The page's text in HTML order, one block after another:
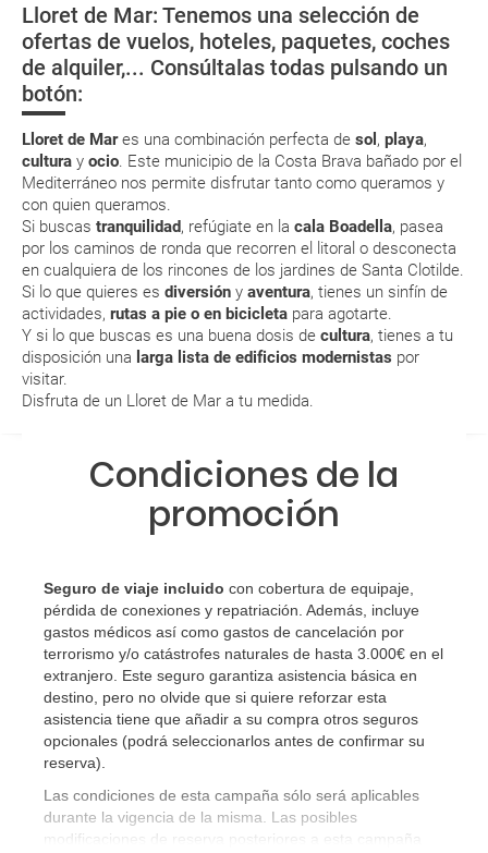
Lloret de Mar: Tenemos una selección de
ofertas de vuelos, hoteles, paquetes, coches
de alquiler,... Consúltalas todas pulsando un
botón:
Lloret de Mares una combinación perfecta de sol , playa,
cultura y ocio . Este municipio de la Costa Brava bañado por el
Mediterráneo nos permite disfrutar tanto como queramos y
con quien queramos.
Si buscas tranquilidad, refúgiate en la cala Boadella, pasea
por los caminos de ronda que recorren el litoral o desconecta
en cualquiera de los rincones de los jardines de Santa Clotilde.
Si lo que quieres es diversión y aventura, tienes un sinfín de
actividades, rutas a pie o en bicicleta para agotarte.
Y si lo que buscas es una buena dosis de cultura, tienes a tu
disposición una larga lista de edificios modernistas por
visitar.
Disfruta de un Lloret de Mar a tu medida
Mi primera pieza
de cerámica
Deportes
náuticos
Descubre los
Jardines de
Santa
Oficinas de Turismo
Asistencia Sanitaria
in por su web.
Eso sí, deberás estar atento si viajas con una compañía low cost, debido
a que muchas de ellas exigen la presentación de la tarjeta de embarque
(que deberás realizar a través de su web) para que no te carguen un
suplemento extra en el mismo aeropuerto.
En caso de tener que enviarte la documentación de un paquete
vacacional (Caribe, circuitos, tours...) te enviaremos la documentación
de tu reserva alrededor de 10 días antes de salida, la cual deberás
imprimir y llevar contigo en el viaje.
Esta documentación te será requerida en el mostrador de la compañía
aérea a la hora de realizar el check-in el día de la salida.
MODIFICACIÓN ó CANCELACIÓN ¿Puedo anular o
modificar una reserva del viaje? ¿Qué gastos puede
generar una anulación o modificación del viaje?
¿Con cuánta antelación tengo que estar en el
paquete vacacional en la página web?
Al realizar la reserva, uno de los servicios ha
quedado de pendiente de confirmación ¿Cómo
sabré si se confirma el viaje?
¿Cómo sé si hay plazas disponibles en el viaje que
quiero al hacer mi solicitud de reserva?
Si tengo los traslados incluidos, ¿dónde debo
Condiciones de la
promoción
Seguro de viaje incluido con cobertura de equipaje,
pérdida de conexiones y repatriación. Además, incluye
gastos médicos así como gastos de cancelación por
terrorismo y/o catástrofes naturales de hasta 3.000€ en el
extranjero. Este seguro garantiza asistencia básica en
destino, pero no olvide que si quiere reforzar esta
asistencia tiene que añadir a su compra otros seguros
opcionales (podrá seleccionarlos antes de confirmar su
reserva)
Las condiciones de esta campaña sólo será aplicables
durante la vigencia de la misma. Las posibles
modificaciones de reserva posteriores a esta campaña